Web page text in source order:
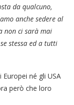
da qualcuno,
anche sedere al
non ci sarà mai
stessa ed a tutti
né gli USA
però che loro